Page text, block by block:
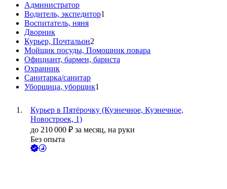
Администратор
Водитель, экспедитор1
Воспитатель, няня
Дворник
Курьер, Почтальон2
Мойщик посуды, Помощник повара
Официант, бармен, бариста
Охранник
Санитарка/санитар
Уборщица, уборщик1
Курьер в Пятёрочку (Кузнечное, Кузнечное,
Новостроек, 1)
до 210 000 ₽ за месяц, на руки
Без опыта